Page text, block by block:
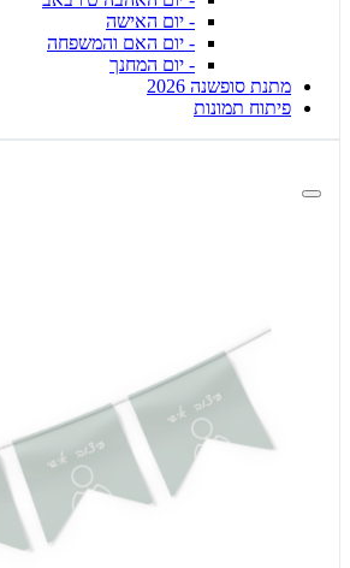
- יום האישה
- יום האם והמשפחה
- יום המחנך
מתנת סופשנה 2026
פיתוח תמונות